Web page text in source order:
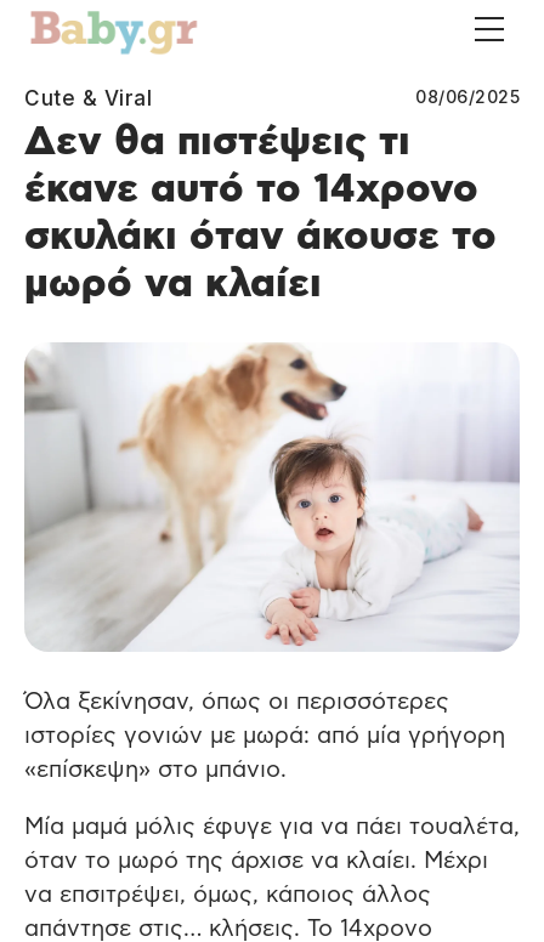
Cute & Viral 08/06/2025
Δεν θα πιστέψεις τι
έκανε αυτό το 14χρονο
σκυλάκι όταν άκουσε το
μωρό να κλαίει
Όλα ξεκίνησαν, όπως οι περισσότερες
ιστορίες γονιών με μωρά: από μία γρήγορη
«επίσκεψη» στο μπάνιο.
Μία μαμά μόλις έφυγε για να πάει τουαλέτα,
όταν το μωρό της άρχισε να κλαίει. Μέχρι
να επσιτρέψει, όμως, κάποιος άλλος
απάντησε στις… κλήσεις. Το 14χρονο